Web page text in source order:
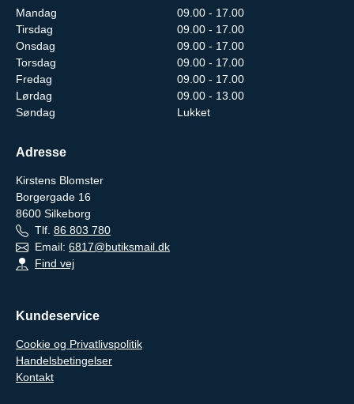
Mandag
09.00 - 17.00
Tirsdag
09.00 - 17.00
Onsdag
09.00 - 17.00
Torsdag
09.00 - 17.00
Fredag
09.00 - 17.00
Lørdag
09.00 - 13.00
Søndag
Lukket
Adresse
Kirstens Blomster
Borgergade 16
8600 Silkeborg
Tlf. 86 803 780
Email: 6817@butiksmail.dk
Find vej
Kundeservice
Cookie og Privatlivspolitik
Handelsbetingelser
Kontakt